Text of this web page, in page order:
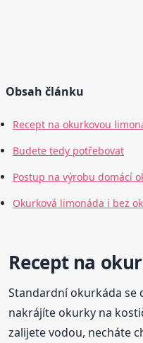
Obsah článku
Recept na okurkovou
Budete tedy potřebovat
Postup na výrobu domácí
Okurková limonáda i bez
Recept na
Standardní okurkáda se
nakrájíte okurky na
zalijete vodou, necháte